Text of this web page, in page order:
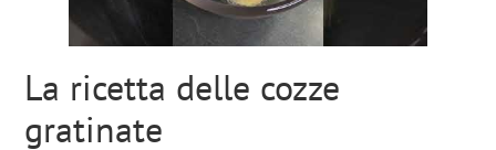
La ricetta delle cozze
gratinate